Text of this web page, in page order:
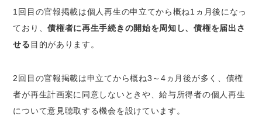
1回目の官報掲載は個人再生の申立てから概ね1ヵ月後になっ
ており、債権者に再生手続きの開始を周知し、債権を届出さ
せる 目的があります。
2回目の官報掲載は申立てから概ね3～4ヵ月後が多く、債権
者が再生計画案に同意しないときや、給与所得者の個人再生
について意見聴取する機会を設けています。